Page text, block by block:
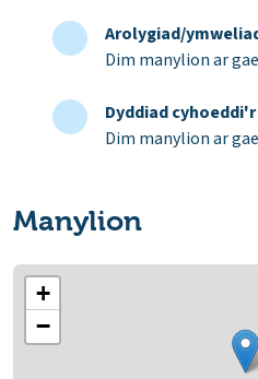
Arolygiad/
Dim manylion ar
Dyddiad
Dim manylion ar
Manylion
+
−